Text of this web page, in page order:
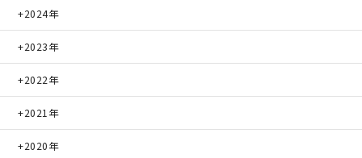
2024年
2023年
2022年
2021年
2020年